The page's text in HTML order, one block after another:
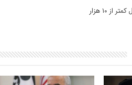
قیمت دلار تا پایان سال کمتر از ۱۰ هزار